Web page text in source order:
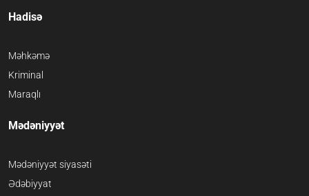
Hadisə
Məhkəmə
Kriminal
Maraqlı
Mədəniyyət
Mədəniyyət siyasəti
Ədəbiyyat